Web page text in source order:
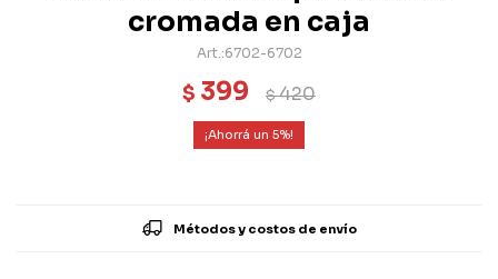
cromada en caja
6702-6702
$ 399 $420
5
Métodos y costos de envío